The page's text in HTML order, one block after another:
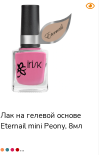
Лак на гелевой основе
Eternail mini Peony, 8мл